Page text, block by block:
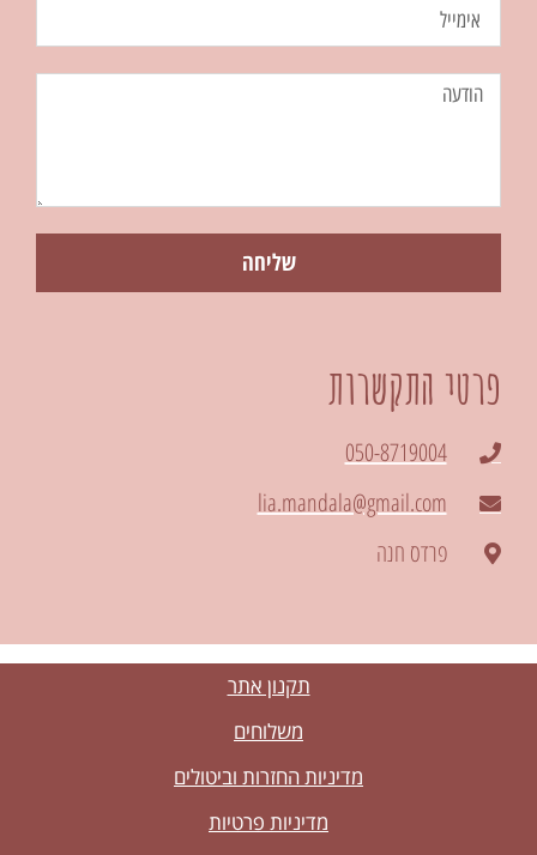
שליחה
פרטי התקשרות
050-8719004
lia.mandala@gmail.com
פרדס חנה
תקנון אתר
משלוחים
מדיניות החזרות וביטולים
מדיניות פרטיות